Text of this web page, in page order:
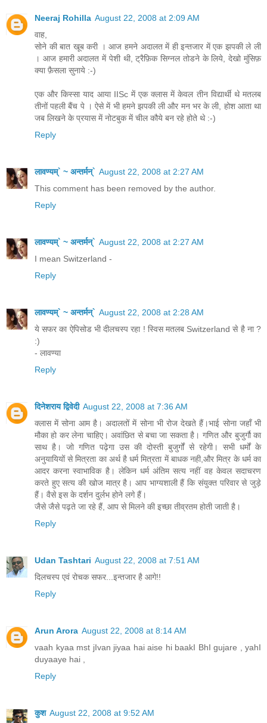
Neeraj Rohilla August 22, 2008 at 2:09 AM
वाह,
सोने की बात खूब करी । आज हमने अदालत में ही इन्तजार में एक झपकी ले ली
। आज हमारी अदालत में पेशी थी, ट्रैफ़िक सिग्नल तोडने के लिये, देखो मुंसिफ़
क्या फ़ैसला सुनाये :-)
एक और किस्सा याद आया IISc में एक क्लास में केवल तीन विद्यार्थी थे मतलब
तीनों पहली बैंच पे । ऐसे में भी हमने झपकी ली और मन भर के ली, होश आता था
जब लिखने के प्रयास में नोटबुक में चील कौये बन रहे होते थे :-)
Reply
लावण्यम्` ~ अन्तर्मन्` August 22, 2008 at 2:27 AM
This comment has been removed by the author.
Reply
लावण्यम्` ~ अन्तर्मन्` August 22, 2008 at 2:27 AM
I mean Switzerland -
Reply
लावण्यम्` ~ अन्तर्मन्` August 22, 2008 at 2:28 AM
ये सफर का ऐपिसोड भी दीलचस्प रहा ! स्विस मतलब Switzerland से है ना ?
:)
- लावण्या
Reply
दिनेशराय द्विवेदी August 22, 2008 at 7:36 AM
क्लास में सोना आम है। अदालतों में सोना भी रोज देखते हैं।भाई सोना जहाँ भी
मौका हो कर लेना चाहिए। अवांछित से बचा जा सकता है। गणित और बुजुर्गौ का
साथ है। जो गणित पढ़ेगा उस की दोस्ती बुजुर्गों से रहेगी। सभी धर्मों के
अनुयायियों से मित्रता का अर्थ है धर्म मित्रता में बाधक नही,और मित्र के धर्म का
आदर करना स्वाभाविक है। लेकिन धर्म अंतिम सत्य नहीं वह केवल सदाचरण
करते हुए सत्य की खोज मात्र है। आप भाग्यशाली हैं कि संयुक्त परिवार से जुड़े
हैं। वैसे इस के दर्शन दुर्लभ होने लगे हैं।
जैसे जैसे पढ़ते जा रहे हैं, आप से मिलने की इच्छा तीव्रतम होती जाती है।
Reply
Udan Tashtari August 22, 2008 at 7:51 AM
दिलचस्प एवं रोचक सफर...इन्तजार है आगे!!
Reply
Arun Arora August 22, 2008 at 8:14 AM
vaah kyaa mst jIvan jiyaa hai aise hi baakI BhI gujare , yahI
duyaaye hai ,
Reply
कुश August 22, 2008 at 9:52 AM